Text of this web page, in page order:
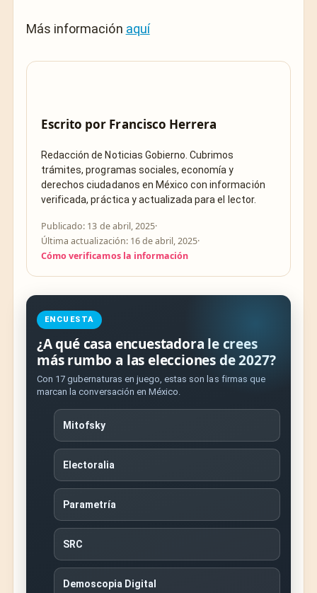
Más información aquí
Escrito por Francisco Herrera
Redacción de Noticias Gobierno. Cubrimos
trámites, programas sociales, economía y
derechos ciudadanos en México con información
verificada, práctica y actualizada para el lector.
Publicado: 13 de abril, 2025·
Última actualización: 16 de abril, 2025·
Cómo verificamos la información
ENCUESTA
¿A qué casa encuestadora le crees
más rumbo a las elecciones de 2027?
Con 17 gubernaturas en juego, estas son las firmas que
marcan la conversación en México.
Mitofsky
Electoralia
Parametría
SRC
Demoscopia Digital